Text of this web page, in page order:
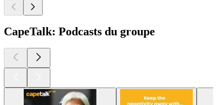
CapeTalk: Podcasts du groupe